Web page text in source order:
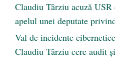
Claudiu Târziu acuză USR
apelul unei deputate
Val de incidente
Claudiu Târziu cere audit